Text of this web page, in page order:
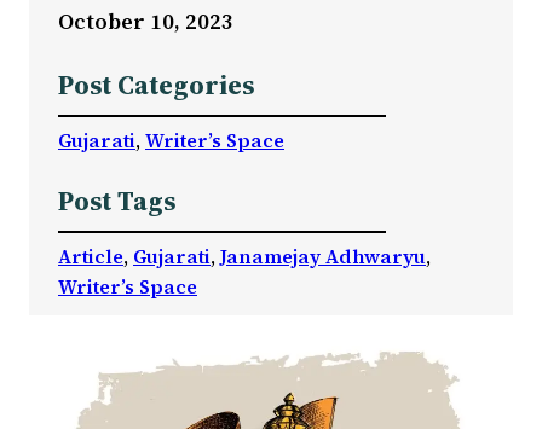
October 10, 2023
Post Categories
Gujarati, Writer’s Space
Post Tags
Article, Gujarati, Janamejay Adhwaryu
Writer’s Space